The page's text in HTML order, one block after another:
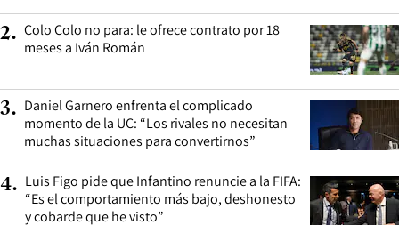
2. Colo Colo no para: le ofrece contrato por 18
meses a Iván Román
3. Daniel Garnero enfrenta el complicado
momento de la UC: “Los rivales no necesitan
muchas situaciones para convertirnos”
4. Luis Figo pide que Infantino renuncie a la FIFA:
“Es el comportamiento más bajo, deshonesto
y cobarde que he visto”